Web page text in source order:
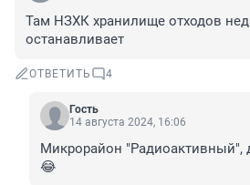
Там НЗХК хранилище отходов
останавливает
ОТВЕТИТЬ 4
Гость
14 августа 2024, 16:06
Микрорайон "Радиоактивный",
😂